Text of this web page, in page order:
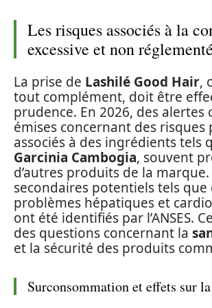
Les risques associés à la
excessive et non
La prise de Lashilé Good Hair,
tout complément, doit être
prudence. En 2026, des alertes
émises concernant des risques
associés à des ingrédients tels
Garcinia Cambogia, souvent
d’autres produits de la
secondaires potentiels tels que
problèmes hépatiques et
ont été identifiés par l’ANSES.
des questions concernant la
et la sécurité des produits
Surconsommation et effets sur